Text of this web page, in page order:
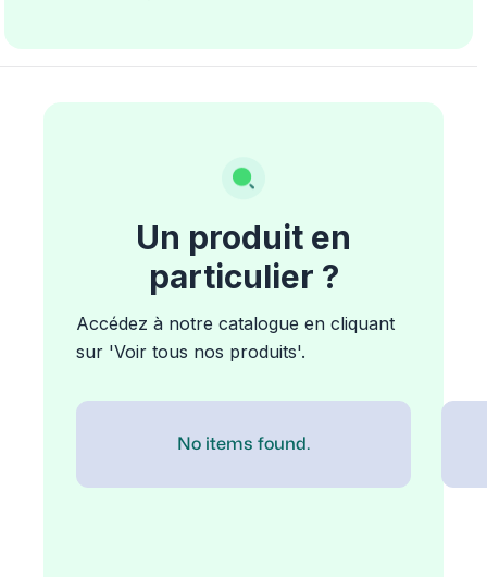
Un produit en
particulier ?
Accédez à notre catalogue en cliquant
sur 'Voir tous nos produits'.
No items found.